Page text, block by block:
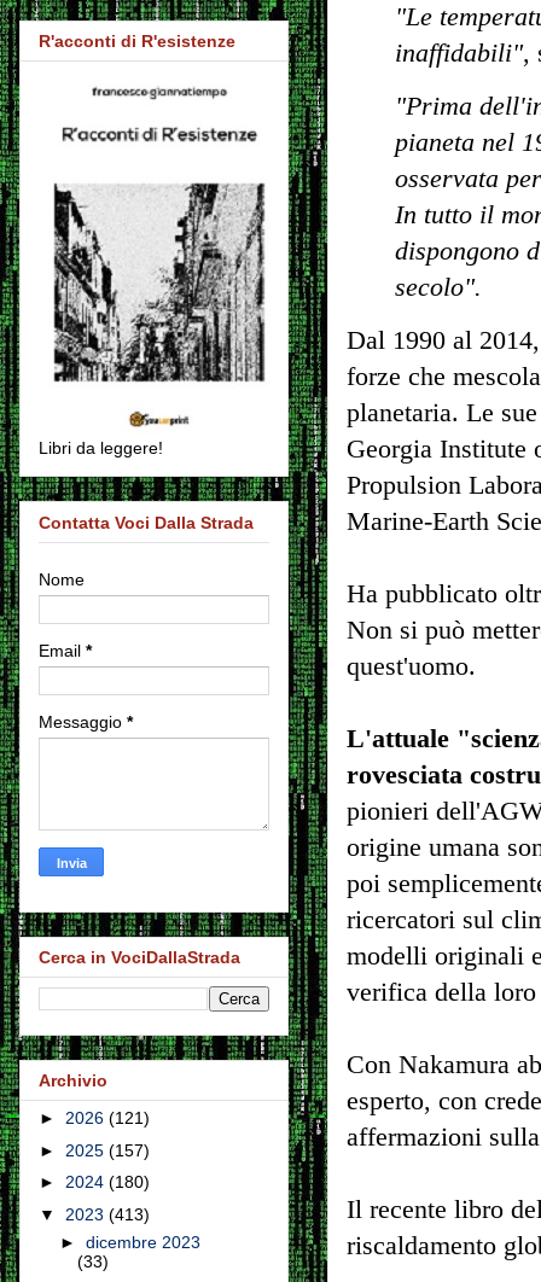
"Le
inaffidabili",
"Prima
pianeta nel
osservata
In tutto il
dispongono
secolo".
Dal 1990 al
forze che
planetaria. Le
Georgia Institute
Propulsion
Marine-Earth
Ha pubblicato
Non si può
quest'uomo.
L'attuale
rovesciata
pionieri
origine umana
poi
ricercatori sul
modelli originali
verifica della loro
Con Nakamura
esperto, con
affermazioni
Il recente libro
riscaldamento
R'acconti di R'esistenze
Libri da leggere!
Contatta Voci Dalla Strada
Nome
Email *
Messaggio *
Cerca in VociDallaStrada
Archivio
► 2026 (121)
► 2025 (157)
► 2024 (180)
▼ 2023 (413)
► dicembre 2023
(33)